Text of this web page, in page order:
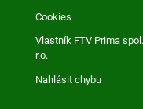
Cookies
Vlastník FTV Prima
r.o.
Nahlásit chybu